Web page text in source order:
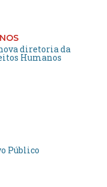
diretoria da
Humanos
Público